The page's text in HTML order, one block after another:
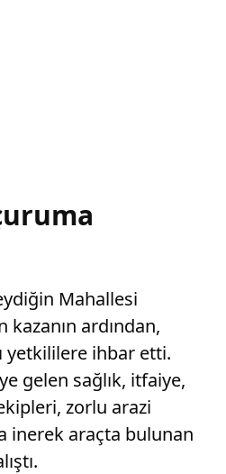
Mahallesi
kazanın ardından,
yetkililere ihbar etti.
gelen sağlık, itfaiye,
zorlu arazi
inerek araçta bulunan